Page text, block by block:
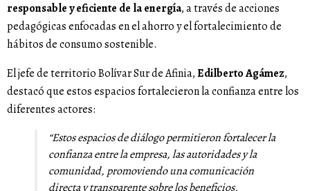
responsable y eficiente de la energía, a través de acciones
pedagógicas enfocadas en el ahorro y el fortalecimiento de
hábitos de consumo sostenible.
El jefe de territorio Bolívar Sur de Afinia,Edilberto Agámez,
destacó que estos espacios fortalecieron la confianza entre los
diferentes actores:
“Estos espacios de diálogo permitieron fortalecer la
confianza entre la empresa, las autoridades y la
comunidad, promoviendo una comunicación
directa y transparente sobre los beneficios,